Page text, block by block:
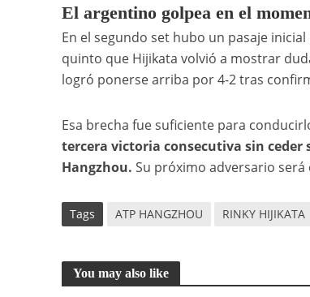
El argentino golpea en el
En el segundo set hubo un pasaje
quinto que Hijikata volvió a mostrar
logró ponerse arriba por 4-2 tras
Esa brecha fue suficiente para
tercera victoria consecutiva sin ceder
Hangzhou. Su próximo adversario
Tags ATP HANGZHOU RINKY HIJIKATA
You may also like